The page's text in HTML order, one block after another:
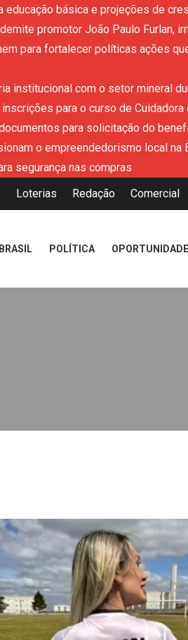
educação básica e projeções de
promotor João Paulo Furlan,
para fortalecer políticas ações
institucional com o setor mineral
para o curso de
para solicitação do
o empreendedorismo local na
segurança nas compras
Loterias Redação Comercial
BRASIL POLÍTICA